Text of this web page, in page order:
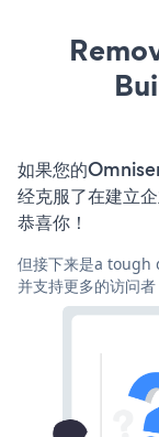
如果您的
经克服了在建立
恭喜你！
但接下来是a
并支持更多的访问者